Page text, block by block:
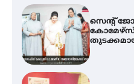
സെന്റ്